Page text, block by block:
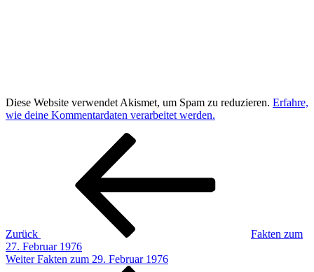
Diese Website verwendet Akismet, um Spam zu reduzieren. Erfahre,
wie deine Kommentardaten verarbeitet werden.
Beitragsnavigation
Zurück
Fakten zum
27. Februar 1976
Nächster
Weiter Fakten zum 29. Februar 1976